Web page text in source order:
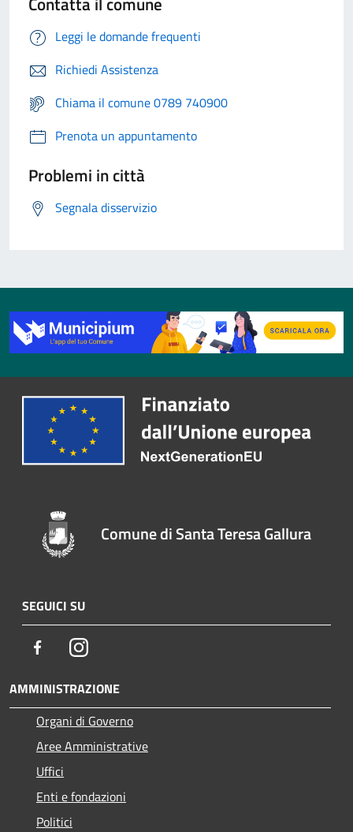
Leggi le domande frequenti
Richiedi Assistenza
Chiama il comune 0789 740900
Prenota un appuntamento
Problemi in città
Segnala disservizio
Comune di Santa Teresa Gallura
SEGUICI SU
FacebookInstagram
AMMINISTRAZIONE
Organi di Governo
Aree Amministrative
Uffici
Enti e fondazioni
Politici